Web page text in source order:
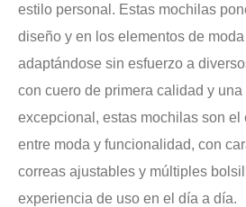
estilo personal. Estas mochilas
diseño y en los elementos de
adaptándose sin esfuerzo a
con cuero de primera calidad y una
excepcional, estas mochilas son el
entre moda y funcionalidad, con
correas ajustables y múltiples
experiencia de uso en el día a día.